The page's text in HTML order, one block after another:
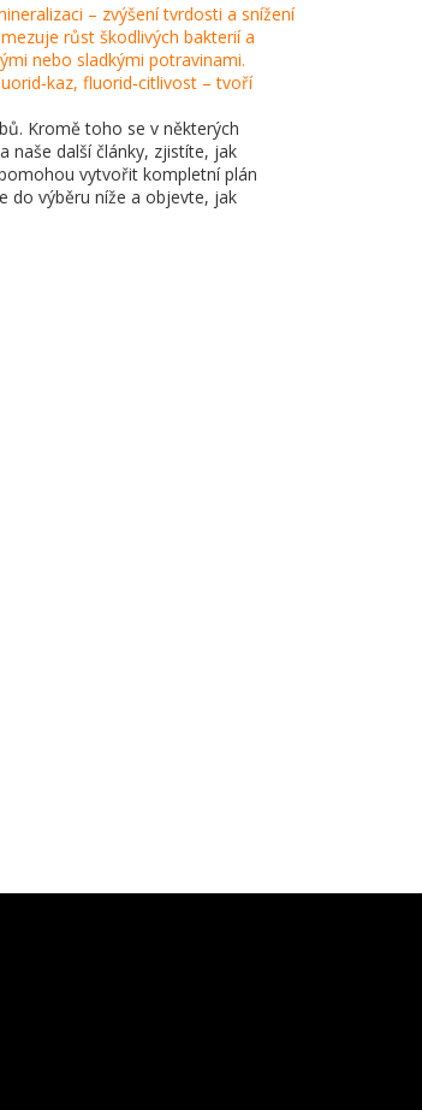
– zvýšení tvrdosti a snížení
růst škodlivých bakterií a
nebo sladkými potravinami.
fluorid‑citlivost – tvoří
Kromě toho se v některých
naše další články, zjistíte, jak
vytvořit kompletní plán
do výběru níže a objevte, jak